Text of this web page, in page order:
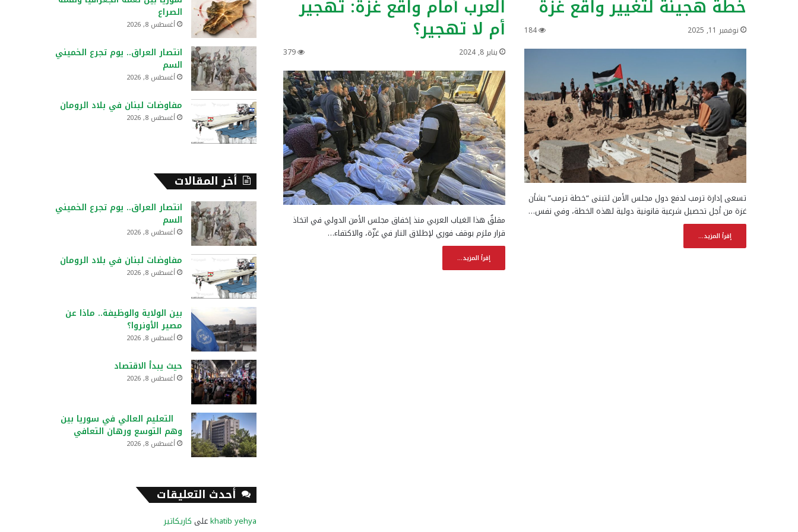
خطة هجينة لتغيير واقع غزة
نوفمبر 11, 2025 184
تسعى إدارة ترمب لدفع دول مجلس الأمن لتبنى “خطة ترمب” بشأن
غزة من أجل تحصيل شرعية قانونية دولية لهذه الخطة، وفي نفس…
إقرأ المزيد...
العرب أمام واقع غزّة: تهجير
أم لا تهجير؟
يناير 8, 2024 379
مقلقٌ هذا الغياب العربي منذ إخفاق مجلس الأمن الدولي في اتخاذ
قرار ملزم بوقف فوري لإطلاق النار في غزّة، والاكتفاء…
إقرأ المزيد...
:
الصراع
أغسطس 8, 2026
انتصار العراق.. يوم تجرع الخميني
السم
أغسطس 8, 2026
مفاوضات لبنان في بلاد الرومان
أغسطس 8, 2026
أخر المقالات
انتصار العراق.. يوم تجرع الخميني
السم
أغسطس 8, 2026
مفاوضات لبنان في بلاد الرومان
أغسطس 8, 2026
بين الولاية والوظيفة.. ماذا عن
مصير الأونروا؟
أغسطس 8, 2026
حيث يبدأ الاقتصاد
أغسطس 8, 2026
التعليم العالي في سوريا بين
وهم التوسع ورهان التعافي
أغسطس 8, 2026
أحدث التعليقات
khatib yehyaعلى كاريكاتير